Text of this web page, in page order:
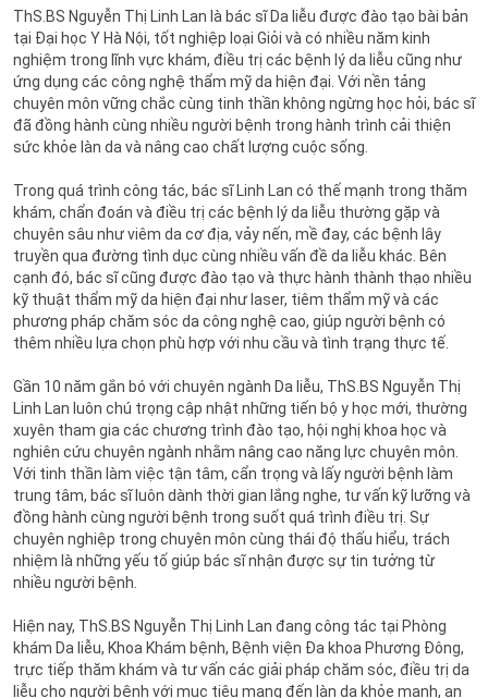
ThS.BS Nguyễn Thị Linh Lan là bác sĩ Da liễu được đào tạo bài bản
tại Đại học Y Hà Nội, tốt nghiệp loại Giỏi và có nhiều năm kinh
nghiệm trong lĩnh vực khám, điều trị các bệnh lý da liễu cũng như
ứng dụng các công nghệ thẩm mỹ da hiện đại. Với nền tảng
chuyên môn vững chắc cùng tinh thần không ngừng học hỏi, bác sĩ
đã đồng hành cùng nhiều người bệnh trong hành trình cải thiện
sức khỏe làn da và nâng cao chất lượng cuộc sống.
Trong quá trình công tác, bác sĩ Linh Lan có thế mạnh trong thăm
khám, chẩn đoán và điều trị các bệnh lý da liễu thường gặp và
chuyên sâu như viêm da cơ địa, vảy nến, mề đay, các bệnh lây
truyền qua đường tình dục cùng nhiều vấn đề da liễu khác. Bên
cạnh đó, bác sĩ cũng được đào tạo và thực hành thành thạo nhiều
kỹ thuật thẩm mỹ da hiện đại như laser, tiêm thẩm mỹ và các
phương pháp chăm sóc da công nghệ cao, giúp người bệnh có
thêm nhiều lựa chọn phù hợp với nhu cầu và tình trạng thực tế.
Gần 10 năm gắn bó với chuyên ngành Da liễu, ThS.BS Nguyễn Thị
Linh Lan luôn chú trọng cập nhật những tiến bộ y học mới, thường
xuyên tham gia các chương trình đào tạo, hội nghị khoa học và
nghiên cứu chuyên ngành nhằm nâng cao năng lực chuyên môn.
Với tinh thần làm việc tận tâm, cẩn trọng và lấy người bệnh làm
trung tâm, bác sĩ luôn dành thời gian lắng nghe, tư vấn kỹ lưỡng và
đồng hành cùng người bệnh trong suốt quá trình điều trị. Sự
chuyên nghiệp trong chuyên môn cùng thái độ thấu hiểu, trách
nhiệm là những yếu tố giúp bác sĩ nhận được sự tin tưởng từ
nhiều người bệnh.
Hiện nay, ThS.BS Nguyễn Thị Linh Lan đang công tác tại Phòng
khám Da liễu, Khoa Khám bệnh, Bệnh viện Đa khoa Phương Đông,
trực tiếp thăm khám và tư vấn các giải pháp chăm sóc, điều trị da
liễu cho người bệnh với mục tiêu mang đến làn da khỏe mạnh, an